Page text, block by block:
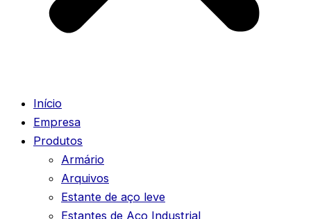
Início
Empresa
Produtos
Armário
Arquivos
Estante de aço leve
Estantes de Aço Industrial